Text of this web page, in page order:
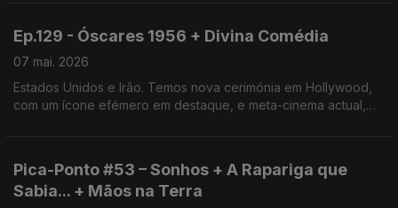
Ep.129 - Óscares 1956 + Divina Comédia
07 mai. 2026
Estados Unidos e Irão. Temos nova cerimónia em Hollywood,
com um ícone efémero em destaque, e meta-cinema actual,
Pica-Ponto #53 – Sonhos + A Rapariga que
Sabia... + Mãos na Terra